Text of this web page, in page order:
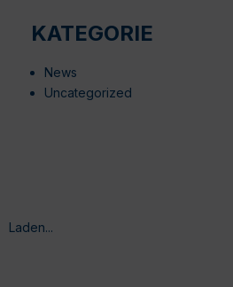
KATEGORIE
News
Uncategorized
Laden...